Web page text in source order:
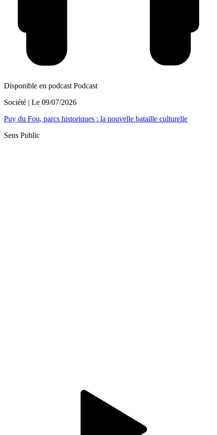
Disponible en podcast Podcast
Société | Le 09/07/2026
Puy du Fou, parcs historiques : la nouvelle bataille culturelle
Sens Public